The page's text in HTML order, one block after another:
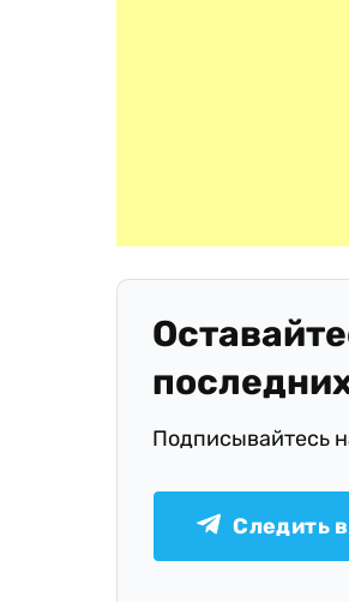
Подписывайтесь
Следить